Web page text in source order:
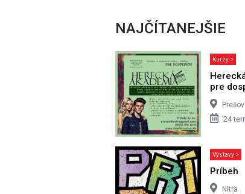
NAJČÍTANEJŠIE
Kurzy >
pre
Prešov
24
Výstavy >
Príbeh
Nitra